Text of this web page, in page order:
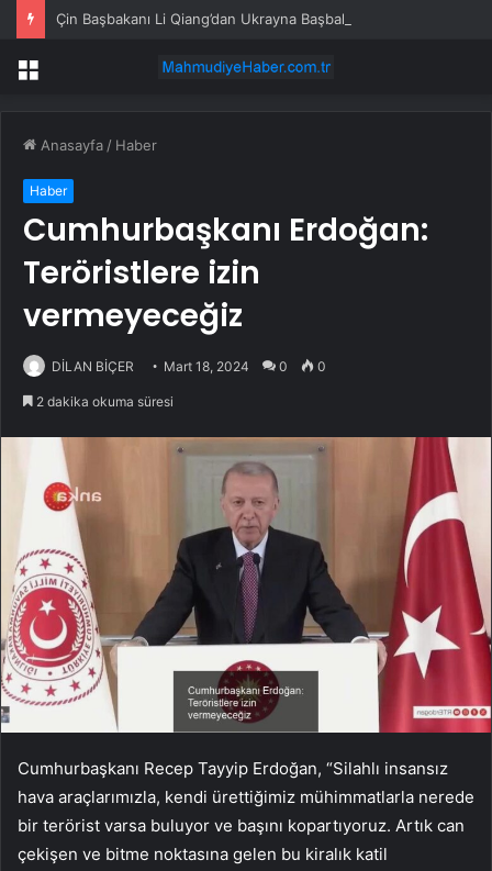
Menü
Anasayfa / Haber
Haber
Cumhurbaşkanı Erdoğan:
Teröristlere izin
vermeyeceğiz
DİLAN BİÇER Mart 18, 2024 0 0
2 dakika okuma süresi
Cumhurbaşkanı Recep Tayyip Erdoğan, “Silahlı insansız
hava araçlarımızla, kendi ürettiğimiz mühimmatlarla nerede
bir terörist varsa buluyor ve başını kopartıyoruz. Artık can
çekişen ve bitme noktasına gelen bu kiralık katil